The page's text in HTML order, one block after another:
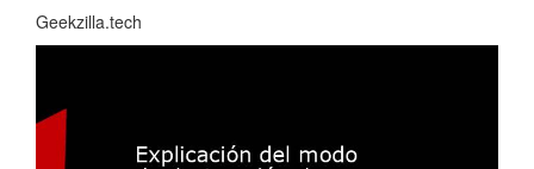
Geekzilla.tech